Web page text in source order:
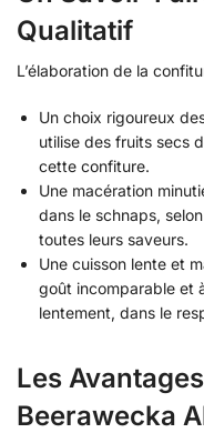
Qualitatif
L’élaboration de la
Un choix rigoureux
utilise des fruits secs
cette confiture.
Une macération
dans le schnaps,
toutes leurs saveurs.
Une cuisson lente et
goût incomparable et
lentement, dans le
Les
Beerawecka